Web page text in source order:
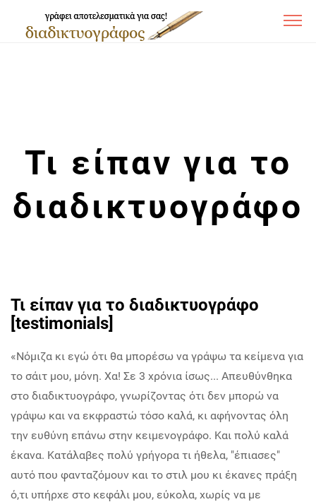
Τι είπαν για το
διαδικτυογράφο
Τι είπαν για το διαδικτυογράφο
[testimonials]
«Νόμιζα κι εγώ ότι θα μπορέσω να γράψω τα κείμενα για
το σάιτ μου, μόνη. Χα! Σε 3 χρόνια ίσως... Απευθύνθηκα
στο διαδικτυογράφο, γνωρίζοντας ότι δεν μπορώ να
γράψω και να εκφραστώ τόσο καλά, κι αφήνοντας όλη
την ευθύνη επάνω στην κειμενογράφο. Και πολύ καλά
έκανα. Κατάλαβες πολύ γρήγορα τι ήθελα, "έπιασες"
αυτό που φανταζόμουν και το στιλ μου κι έκανες πράξη
ό,τι υπήρχε στο κεφάλι μου, εύκολα, χωρίς να με